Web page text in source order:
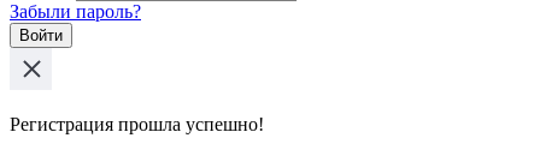
Забыли пароль?
Войти
Регистрация прошла успешно!